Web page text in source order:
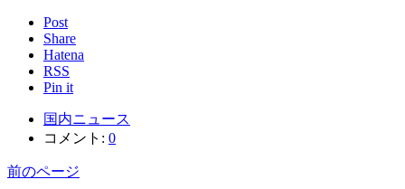
Post
Share
Hatena
RSS
Pin it
国内ニュース
コメント: 0
前のページ